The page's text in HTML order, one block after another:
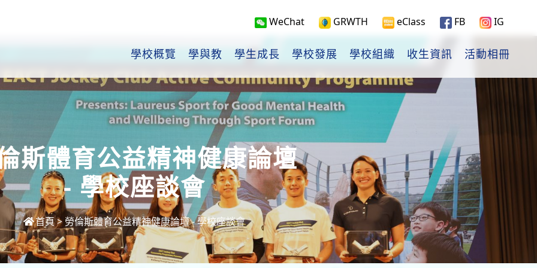
WeChat GRWTH eClass FB IG
學校概覽 學與教 學生成長 學校發展 學校組織 收生資訊 活動相冊
斯體育公益精神健康論壇
- 學校座談會
首頁> 勞倫斯體育公益精神健康論壇 - 學校座談會